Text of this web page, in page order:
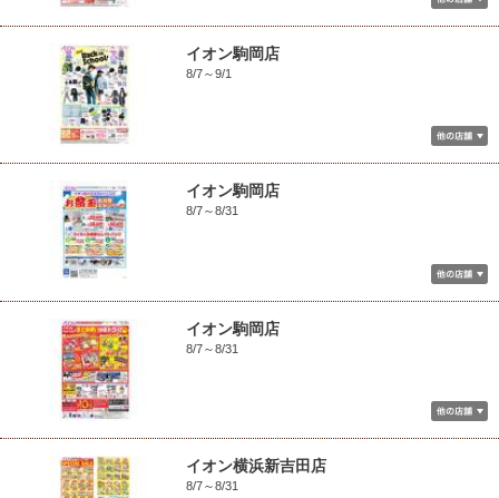
イオン駒岡店
8/7～9/1
イオン駒岡店
8/7～8/31
イオン駒岡店
8/7～8/31
イオン横浜新吉田店
8/7～8/31